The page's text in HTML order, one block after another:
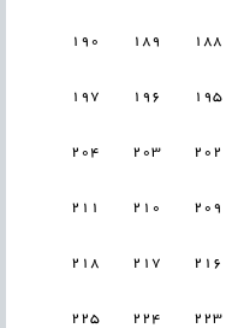
188
189
190
195
196
197
202
203
204
209
210
211
216
217
218
223
224
225